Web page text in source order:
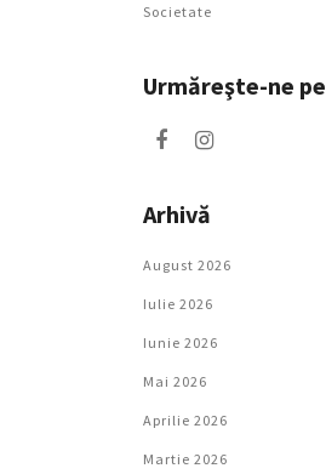
Societate
Urmăreşte-ne pe
Arhivă
August 2026
Iulie 2026
Iunie 2026
Mai 2026
Aprilie 2026
Martie 2026